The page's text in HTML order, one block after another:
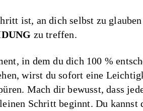
ist, an dich selbst zu
zu treffen.
in dem du dich 100 %
wirst du sofort eine
Mach dir bewusst, dass
Schritt beginnt. Du kannst